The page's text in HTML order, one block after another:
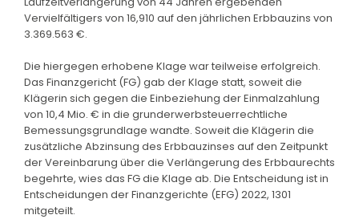
Vervielfältigers von 16,910 auf den jährlichen Erbbauzins von
3.369.563 €.
Die hiergegen erhobene Klage war teilweise erfolgreich.
Das Finanzgericht (FG) gab der Klage statt, soweit die
Klägerin sich gegen die Einbeziehung der Einmalzahlung
von 10,4 Mio. € in die grunderwerbsteuerrechtliche
Bemessungsgrundlage wandte. Soweit die Klägerin die
zusätzliche Abzinsung des Erbbauzinses auf den Zeitpunkt
der Vereinbarung über die Verlängerung des Erbbaurechts
begehrte, wies das FG die Klage ab. Die Entscheidung ist in
Entscheidungen der Finanzgerichte (EFG) 2022, 1301
mitgeteilt.